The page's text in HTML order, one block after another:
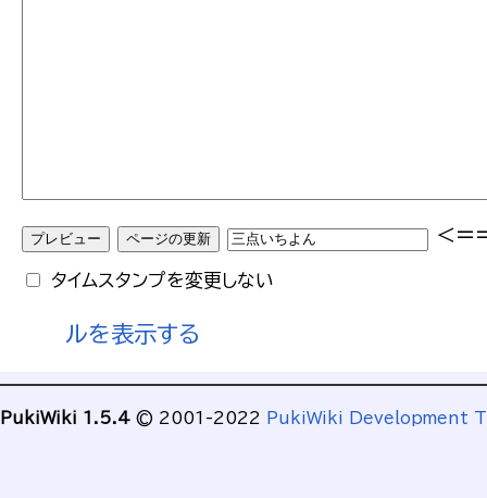
タイムスタンプを変更しない
ルを表示する
PukiWiki 1.5.4 © 2001-2022 PukiWiki Development